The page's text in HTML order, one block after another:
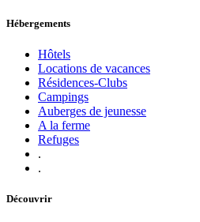
Hébergements
Hôtels
Locations de vacances
Résidences-Clubs
Campings
Auberges de jeunesse
A la ferme
Refuges
.
.
Découvrir